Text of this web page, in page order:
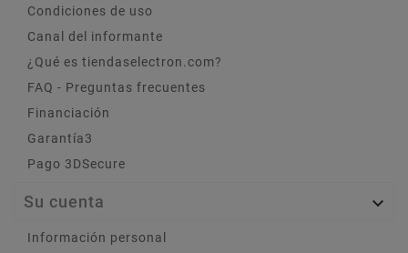
Condiciones de uso
Canal del informante
¿Qué es tiendaselectron.com?
FAQ - Preguntas frecuentes
Financiación
Garantía3
Pago 3DSecure
Su cuenta 
Información personal